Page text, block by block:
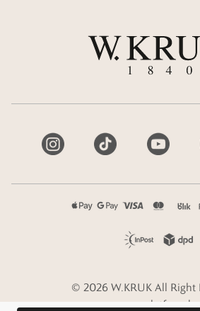
© 2026 W.KRUK All Right
e-commerce platform by